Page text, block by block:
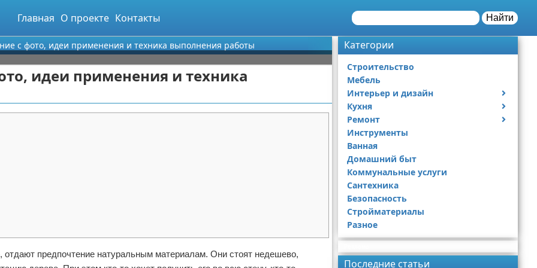
Главная О проекте Контакты Найти
с фото, идеи применения и техника выполнения работы
идеи применения и техника
предпочтение натуральным материалам. Они стоят недешево,
Категории
Строительство
Мебель
Интерьер и дизайн
Дизайн дачи
Дизайн квартиры
Кухня
Посуда
Ремонт
Ремонт дачи
Ремонт квартиры
Инструменты
Ванная
Домашний быт
Коммунальные услуги
Сантехника
Безопасность
Стройматериалы
Разное
Последние статьи